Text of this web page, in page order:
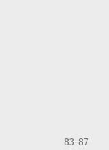
83-87